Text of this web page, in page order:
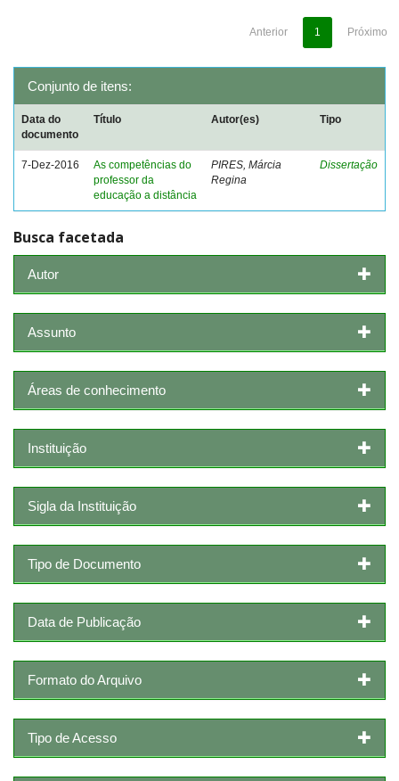
Anterior 1 Próximo
Conjunto de itens:
Data do
documento
Título Autor(es) Tipo
7-Dez-2016
As competências do
professor da
educação a distância
PIRES, Márcia
Regina
Dissertação
Busca facetada
Autor
Assunto
Áreas de conhecimento
Instituição
Sigla da Instituição
Tipo de Documento
Data de Publicação
Formato do Arquivo
Tipo de Acesso